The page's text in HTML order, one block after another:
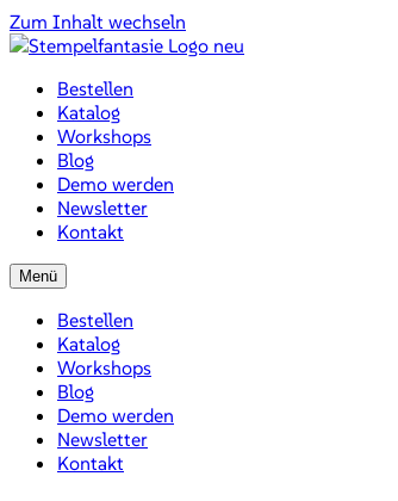
Zum Inhalt wechseln
Bestellen
Katalog
Workshops
Blog
Demo werden
Newsletter
Kontakt
Menü
Bestellen
Katalog
Workshops
Blog
Demo werden
Newsletter
Kontakt